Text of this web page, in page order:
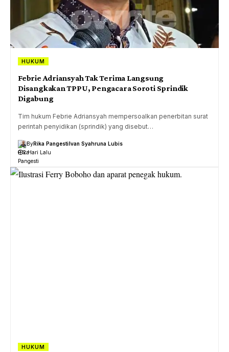
HUKUM
Febrie Adriansyah Tak Terima Langsung
Disangkakan TPPU, Pengacara Soroti Sprindik
Digabung
Tim hukum Febrie Adriansyah mempersoalkan penerbitan surat
perintah penyidikan (sprindik) yang disebut…
ByRika PangestiIvan Syahruna Lubis
2 Hari Lalu
HUKUM